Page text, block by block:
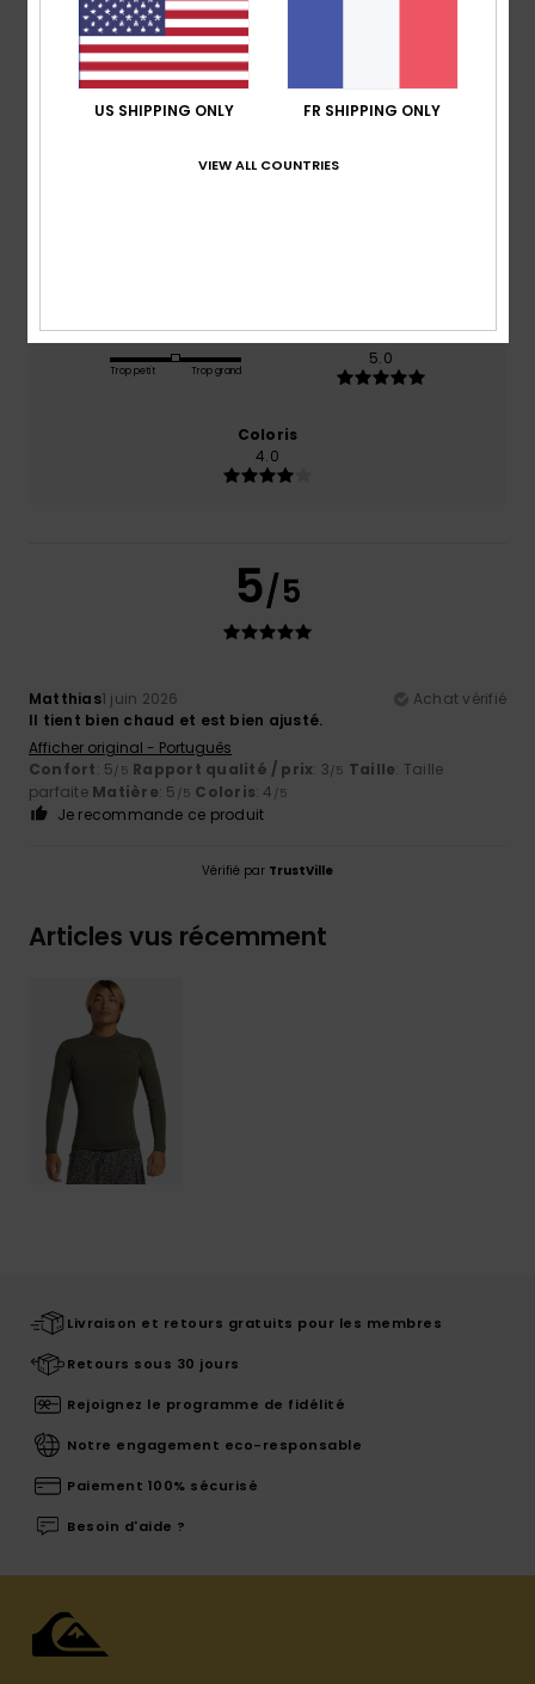
Note moyenne
5.0/5
100% de nos clients recommandent ce produit
Taille
Trop petit Trop grand
Matière
5.0
Coloris
4.0
5/5
Matthias1 juin 2026
Achat vérifié
Il tient bien chaud et est bien ajusté.
Afficher original - Português
Confort: 5/5 Rapport qualité / prix: 3/5 Taille: Taille
parfaite Matière: 5 /5 Coloris: 4 /5
Je recommande ce produit
Vérifié par TrustVille
Articles vus récemment
Livraison et retours gratuits pour les membres
Retours sous 30 jours
Rejoignez le programme de fidélité
Notre engagement eco-responsable
Paiement 100% sécurisé
Besoin d'aide ?
US SHIPPING ONLY FR SHIPPING ONLY
VIEW ALL COUNTRIES